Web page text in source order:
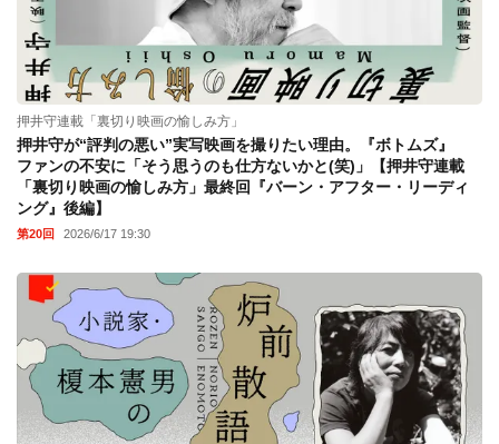
押井守連載「裏切り映画の愉しみ方」
押井守が“評判の悪い”実写映画を撮りたい理由。『ボトムズ』
ファンの不安に「そう思うのも仕方ないかと(笑)」【押井守連載
「裏切り映画の愉しみ方」最終回『バーン・アフター・リーディ
ング』後編】
第20回 2026/6/17 19:30